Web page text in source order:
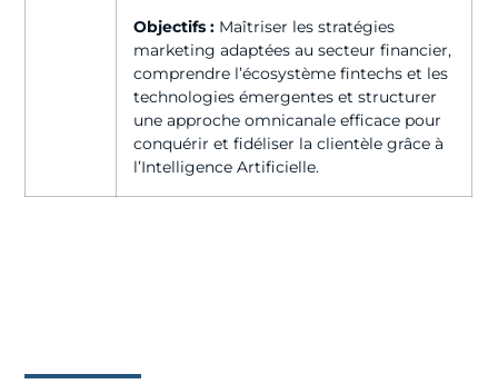
Objectifs : Maîtriser les stratégies
marketing adaptées au secteur financier,
comprendre l’écosystème fintechs et les
technologies émergentes et structurer
une approche omnicanale efficace pour
conquérir et fidéliser la clientèle grâce à
l’Intelligence Artificielle.